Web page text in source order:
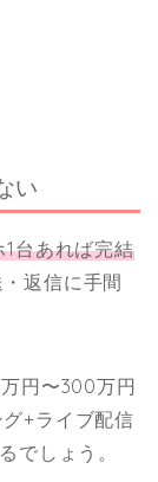
い
台あれば完結
返信に手間
円〜300万円
+ライブ配信
でしょう。